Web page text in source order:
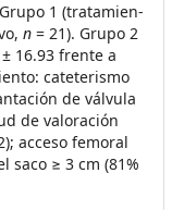
1 (tratamien­
n = 21). Grupo 2
16.93 frente a
cateterismo
de válvula
de valoración
acceso femoral
saco ≥ 3 cm (81%